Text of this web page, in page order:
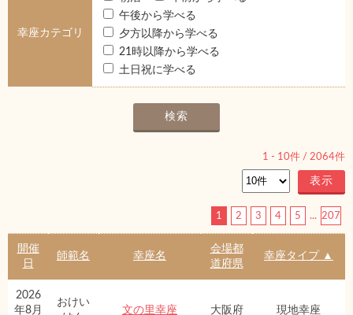
幸座カテゴリ
午後から学べる
夕方以降から学べる
21時以降から学べる
土日祝に学べる
1 - 10件 / 2064件
1 2 3 4 5 ... 207
開催
日
師範名 幸座名
会場都
道府県
幸座タイプ ▲
2026
年8月
おけい
文の里幸座 大阪府 現地幸座